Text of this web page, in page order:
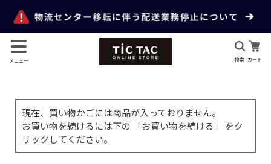
メニュー 検索 カート
現在、買い物かごには商品が入っておりません。
お買い物を続けるには下の 「お買い物を続ける」 をク
リックしてください。